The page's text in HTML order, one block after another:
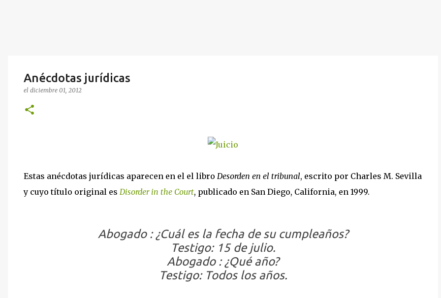
Anécdotas jurídicas
el diciembre 01, 2012
Estas anécdotas jurídicas aparecen en el el libro Desorden en el tribunal, escrito por Charles M. Sevilla
y cuyo título original es Disorder in the Court, publicado en San Diego, California, en 1999.
Abogado : ¿Cuál es la fecha de su cumpleaños?
Testigo: 15 de julio.
Abogado : ¿Qué año?
Testigo: Todos los años.